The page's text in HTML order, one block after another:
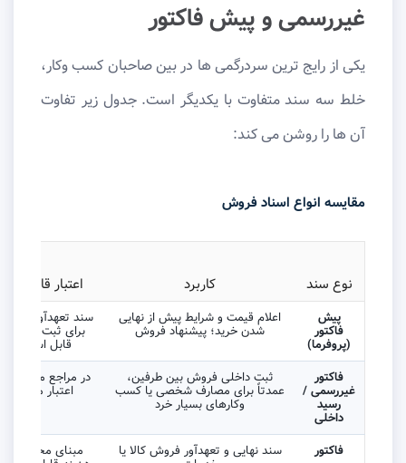
غیررسمی و پیش فاکتور
یکی از رایج ترین سردرگمی ها در بین صاحبان کسب وکار،
خلط سه سند متفاوت با یکدیگر است. جدول زیر تفاوت
آن ها را روشن می کند:
مقایسه انواع اسناد فروش
نوع سند کاربرد اعتبار قانونی/
پیش
فاکتور
(پروفرما)
اعلام قیمت و شرایط پیش از نهایی
شدن خرید؛ پیشنهاد فروش
سند تعهدآور
برای ثبت هزینه
قابل استناد
فاکتور
غیررسمی /
رسید
داخلی
ثبت داخلی فروش بین طرفین،
عمدتاً برای مصارف شخصی یا کسب
وکارهای بسیار خرد
در مراجع مالیاتی
اعتبار محدودی
فاکتور سند نهایی و تعهدآور فروش کالا یا مبنای محاسبه